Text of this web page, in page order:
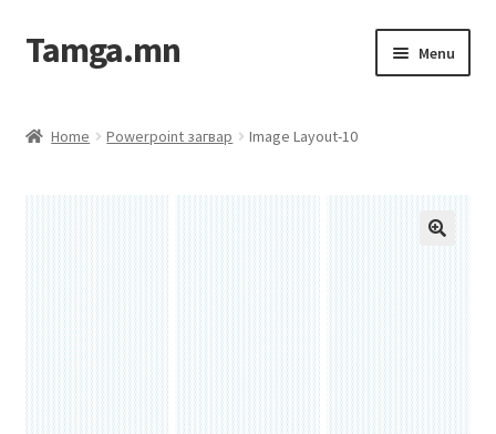
Tamga.mn Menu
Гэрээний загвар
Ажил гүйцэтгэх гэрээ
Дотоод журмын багц
Журмууд​
Home Powerpoint загвар Image Layout-10